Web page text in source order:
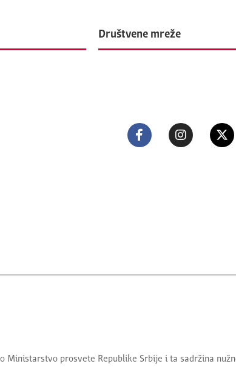
Društvene mreže
Ministarstvo prosvete Republike Srbije i ta sadržina